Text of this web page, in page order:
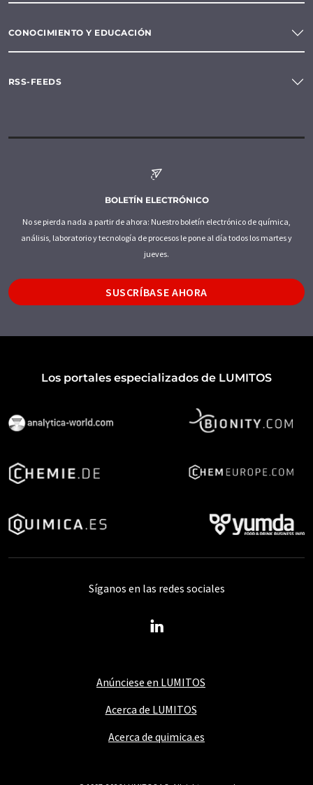
CONOCIMIENTO Y EDUCACIÓN
RSS-FEEDS
BOLETÍN ELECTRÓNICO
No se pierda nada a partir de ahora: Nuestro boletín electrónico de química,
análisis, laboratorio y tecnología de procesos le pone al día todos los martes y
jueves.
SUSCRÍBASE AHORA
Los portales especializados de LUMITOS
Anúnciese en LUMITOS
Acerca de LUMITOS
Acerca de quimica.es
Síganos en las redes sociales